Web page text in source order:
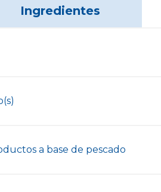
Ingredientes
a base de pescado